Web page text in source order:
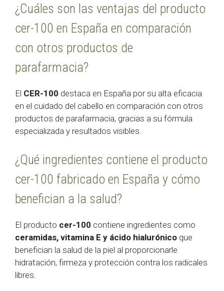
¿Cuáles son las ventajas del producto
cer-100 en España en comparación
con otros productos de
parafarmacia?
El CER-100 destaca en España por su alta eficacia
en el cuidado del cabello en comparación con otros
productos de parafarmacia, gracias a su fórmula
especializada y resultados visibles.
¿Qué ingredientes contiene el producto
cer-100 fabricado en España y cómo
benefician a la salud?
El producto cer-100 contiene ingredientes como
ceramidas, vitamina E y ácido hialurónico que
benefician la salud de la piel al proporcionarle
hidratación, firmeza y protección contra los radicales
libres.